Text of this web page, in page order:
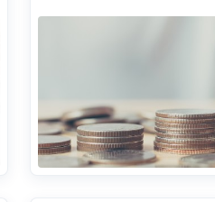
huurwaarborgrekening.